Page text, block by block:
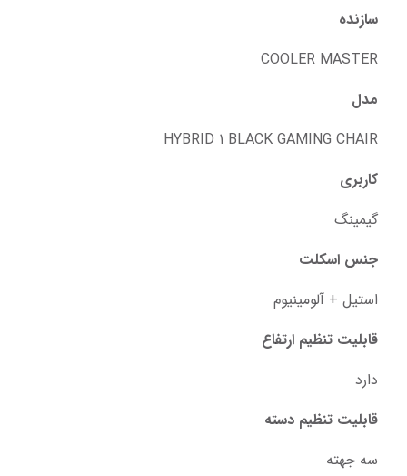
سازنده
COOLER MASTER
مدل
HYBRID 1 BLACK GAMING CHAIR
کاربری
گیمینگ
جنس اسکلت
استیل + آلومینیوم
قابلیت تنظیم ارتفاع
دارد
قابلیت تنظیم دسته
سه جهته